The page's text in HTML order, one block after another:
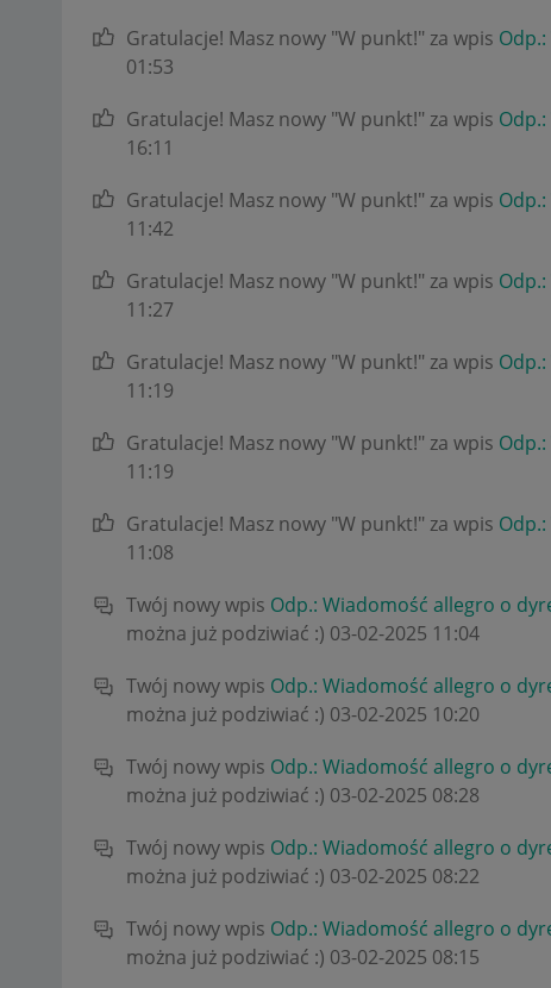
Gratulacje! Masz nowy "W punkt!" za wpis
01:53
Gratulacje! Masz nowy "W punkt!" za wpis
16:11
Gratulacje! Masz nowy "W punkt!" za wpis
11:42
Gratulacje! Masz nowy "W punkt!" za wpis
11:27
Gratulacje! Masz nowy "W punkt!" za wpis
11:19
Gratulacje! Masz nowy "W punkt!" za wpis
11:19
Gratulacje! Masz nowy "W punkt!" za wpis
11:08
Twój nowy wpis Odp.: Wiadomość allegro o
można już podziwiać :) ‎03-02-2025 11:04
Twój nowy wpis Odp.: Wiadomość allegro o
można już podziwiać :) ‎03-02-2025 10:20
Twój nowy wpis Odp.: Wiadomość allegro o
można już podziwiać :) ‎03-02-2025 08:28
Twój nowy wpis Odp.: Wiadomość allegro o
można już podziwiać :) ‎03-02-2025 08:22
Twój nowy wpis Odp.: Wiadomość allegro o
można już podziwiać :) ‎03-02-2025 08:15